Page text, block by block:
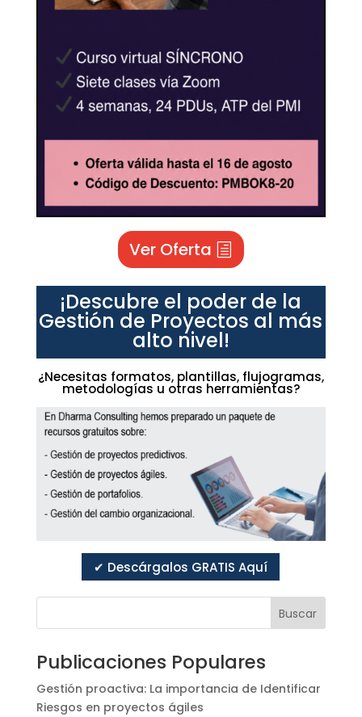
Ver Oferta
¡Descubre el poder de la
Gestión de Proyectos al más
alto nivel!
¿Necesitas formatos, plantillas, flujogramas,
metodologías u otras herramientas?
✔ Descárgalos GRATIS Aquí
Buscar
Publicaciones Populares
Gestión proactiva: La importancia de Identificar
Riesgos en proyectos ágiles